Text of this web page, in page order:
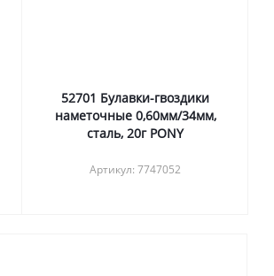
52701 Булавки-гвоздики
наметочные 0,60мм/34мм,
сталь, 20г PONY
Артикул: 7747052